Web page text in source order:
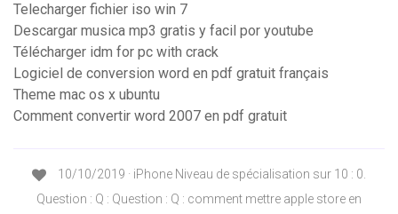
Telecharger fichier iso win 7
Descargar musica mp3 gratis y facil por youtube
Télécharger idm for pc with crack
Logiciel de conversion word en pdf gratuit français
Theme mac os x ubuntu
Comment convertir word 2007 en pdf gratuit
10/10/2019 · iPhone Niveau de spécialisation sur 10 : 0.
Question : Q : Question : Q : comment mettre apple store en